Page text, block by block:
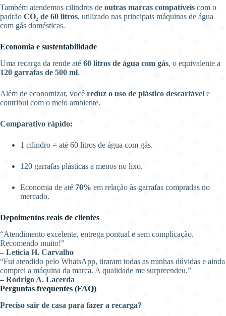
Também atendemos cilindros de outras marcas compatíveis com o
padrão CO₂ de 60 litros, utilizado nas principais máquinas de água
com gás domésticas.
Economia e sustentabilidade
Uma recarga da rende até 60 litros de água com gás, o equivalente a
120 garrafas de 500 ml.
Além de economizar, você reduz o uso de plástico descartável e
contribui com o meio ambiente.
Comparativo rápido:
1 cilindro = até 60 litros de água com gás.
120 garrafas plásticas a menos no lixo.
Economia de até 70% em relação às garrafas compradas no
mercado.
Depoimentos reais de clientes
“Atendimento excelente, entrega pontual e sem complicação.
Recomendo muito!”
– Leticia H. Carvalho
“Fui atendido pelo WhatsApp, tiraram todas as minhas dúvidas e ainda
comprei a máquina da marca. A qualidade me surpreendeu.”
– Rodrigo A. Lacerda
Perguntas frequentes (FAQ)
Preciso sair de casa para fazer a recarga?